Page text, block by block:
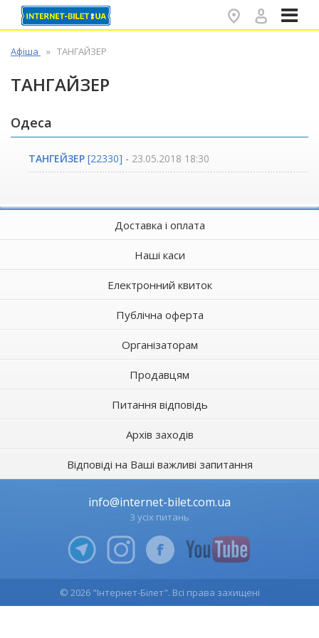
Афіша ТАНГАЙЗЕР
ТАНГАЙЗЕР
Одеса
ТАНГЕЙЗЕР [22330] - 23.05.2018 18:30
Доставка і оплата
Наші каси
Електронний квиток
Публічна оферта
Організаторам
Продавцям
Питання відповідь
Архів заходів
Відповіді на Ваші важливі запитання
info@internet-bilet.com.ua
З усіх питань
© 2026 "Інтернет-Білет". Всі права захищені